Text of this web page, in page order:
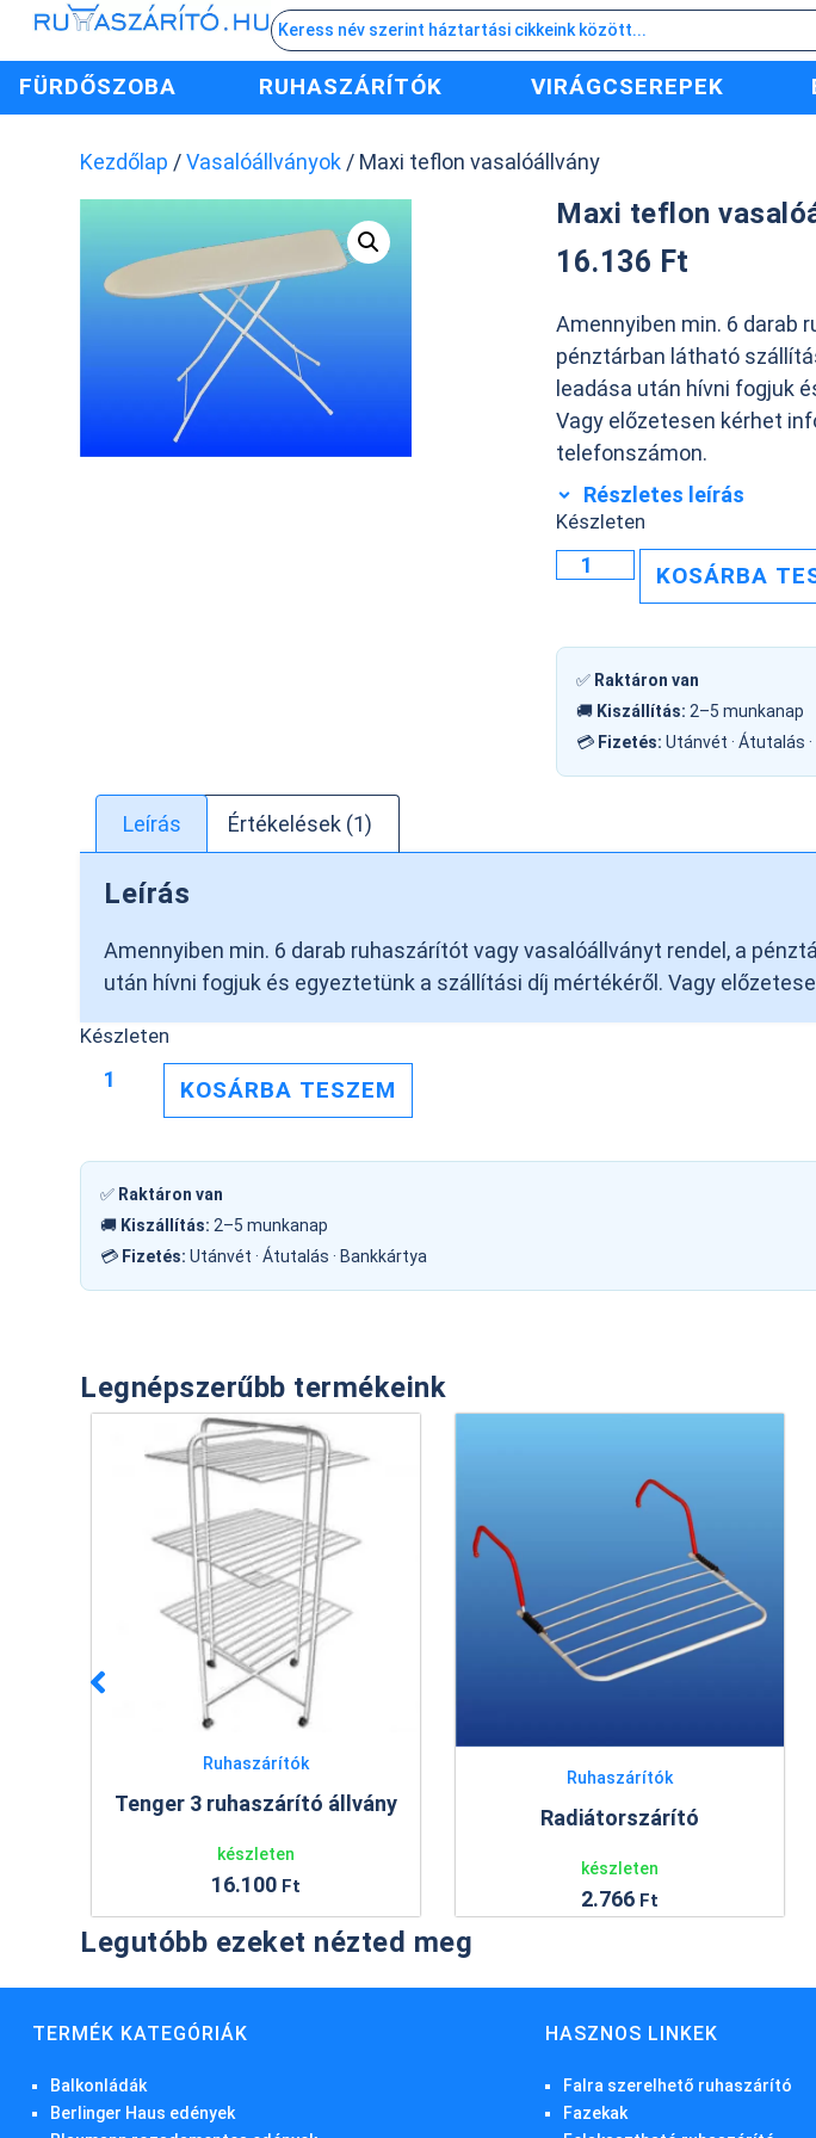
FÜRDŐSZOBA RUHASZÁRÍTÓK VIRÁGCSEREPEK
Kezdőlap /Vasalóállványok / Maxi teflon vasalóállvány
Maxi teflon
16.136 Ft
Amennyiben min. 6 darab
pénztárban látható
leadása után hívni fogjuk
Vagy előzetesen kérhet
telefonszámon.
Részletes leírás
Készleten
KOSÁRBA
✅ Raktáron van
🚚 Kiszállítás: 2–5 munkanap
💳 Fizetés: Utánvét · Átutalás
Leírás Értékelések (1)
Leírás
Amennyiben min. 6 darab ruhaszárítót vagy vasalóállványt rendel, a
után hívni fogjuk és egyeztetünk a szállítási díj mértékéről. Vagy
Készleten
KOSÁRBA TESZEM
✅ Raktáron van
🚚 Kiszállítás: 2–5 munkanap
💳 Fizetés: Utánvét · Átutalás · Bankkártya
Legnépszerűbb termékeink
Ruhaszárítók
Tenger 3 ruhaszárító állvány
készleten
16.100 Ft
Ruhaszárítók
Radiátorszárító
készleten
2.766 Ft
Legutóbb ezeket nézted meg
TERMÉK KATEGÓRIÁK
Balkonládák
Berlinger Haus edények
HASZNOS LINKEK
Falra szerelhető ruhaszárító
Fazekak